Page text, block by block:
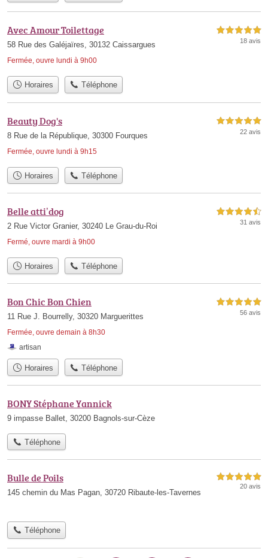
Avec Amour Toilettage
58 Rue des Galéjaïres, 30132 Caissargues
Fermée, ouvre lundi à 9h00
5,0 étoiles sur 5
18 avis
Horaires Téléphone
Beauty Dog's
8 Rue de la République, 30300 Fourques
Fermée, ouvre lundi à 9h15
5,0 étoiles sur 5
22 avis
Horaires Téléphone
Belle atti’dog
2 Rue Victor Granier, 30240 Le Grau-du-Roi
Fermé, ouvre mardi à 9h00
4,5 étoiles sur 5
31 avis
Horaires Téléphone
Bon Chic Bon Chien
11 Rue J. Bourrelly, 30320 Marguerittes
Fermée, ouvre demain à 8h30
5,0 étoiles sur 5
56 avis
artisan
Horaires Téléphone
BONY Stéphane Yannick
9 impasse Ballet, 30200 Bagnols-sur-Cèze
Téléphone
Bulle de Poils
145 chemin du Mas Pagan, 30720 Ribaute-les-Tavernes
5,0 étoiles sur 5
20 avis
Téléphone